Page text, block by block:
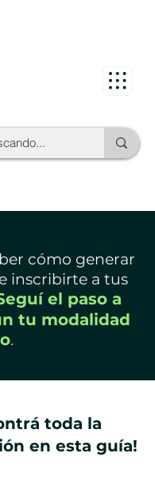
cómo generar
inscribirte a tus
el paso a
tu modalidad
.
toda la
en esta guía!